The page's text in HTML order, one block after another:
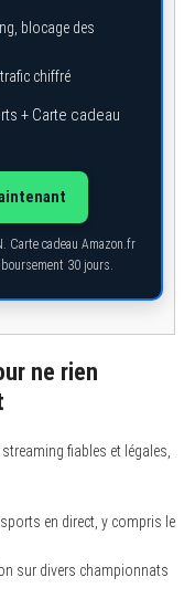
blocage des
chiffré
+ Carte cadeau
Carte cadeau Amazon.fr
30 jours.
ne rien
fiables et légales,
en direct, y compris le
sur divers championnats